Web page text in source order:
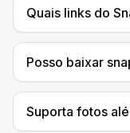
Quais links do
Posso baixar
Suporta fotos